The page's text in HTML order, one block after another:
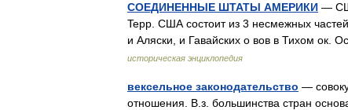
СОЕДИНЕННЫЕ ШТАТЫ АМЕРИКИ —
Tepp. США состоит из 3 несмежных
и Аляски, и Гавайских о вов в Тихом ок.
историческая энциклопедия
вексельное законодательство —
отношения. В.з. большинства стран